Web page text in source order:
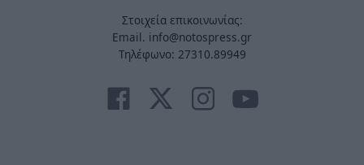
Στοιχεία επικοινωνίας:
Email. info@notospress.gr
Τηλέφωνο: 27310.89949